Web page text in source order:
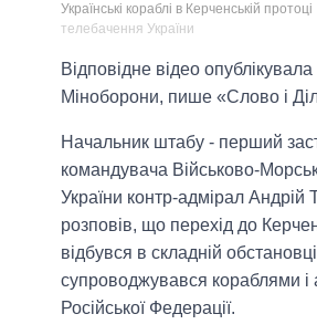
Українські кораблі в Керченській протоці
телебачення України
Відповідне відео
Міноборони, пише «Слово і
Начальник штабу - перший
командувача Військово-
України контр-адмірал Андрій
розповів, що перехід до
відбувся в складній
супроводжувався кораблями і
Російської Федерації.